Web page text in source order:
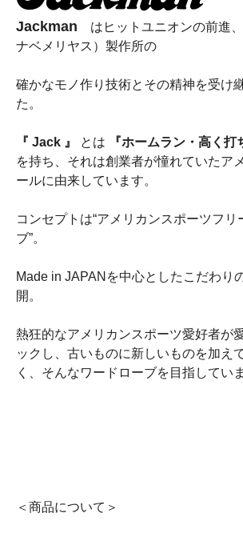
Jackman はヒットユニオンの前進
ナベメリヤス）製作所の
確かなモノ作り技術とその精神を受け
た。
『 Jack 』 とは 『ホームラン・高く打
を持ち、それは創業者が憧れていたア
ールに由来しています。
コンセプトは“アメリカンスポーツフリ
ブ”。
Made in JAPANを中心としたこだわり
開。
熱狂的なアメリカンスポーツ愛好者が
ックし、古いものに新しいものを加え
く、そんなワードローブを目指していま
＜商品について＞